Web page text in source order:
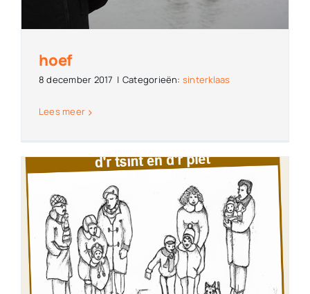
hoef
8 december 2017 | Categorieën: sinterklaas
Lees meer